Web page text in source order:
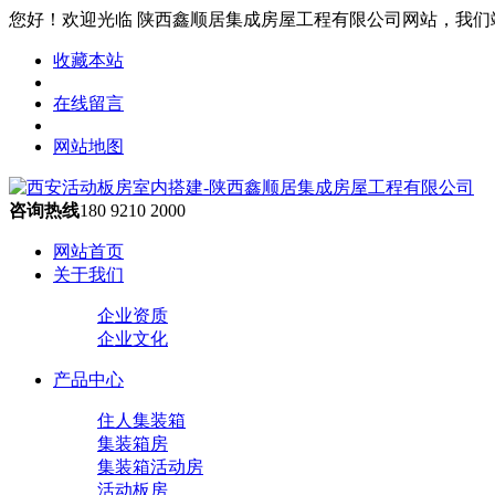
您好！欢迎光临 陕西鑫顺居集成房屋工程有限公司网站，我们
收藏本站
在线留言
网站地图
咨询热线180 9210 2000
网站首页
关于我们
企业资质
企业文化
产品中心
住人集装箱
集装箱房
集装箱活动房
活动板房